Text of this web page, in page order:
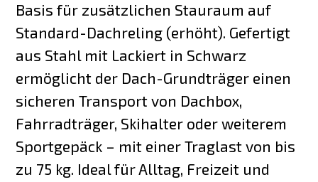
Basis für zusätzlichen Stauraum auf
Standard-Dachreling (erhöht). Gefertigt
aus Stahl mit Lackiert in Schwarz
ermöglicht der Dach-Grundträger einen
sicheren Transport von Dachbox,
Fahrradträger, Skihalter oder weiterem
Sportgepäck – mit einer Traglast von bis
zu 75 kg. Ideal für Alltag, Freizeit und